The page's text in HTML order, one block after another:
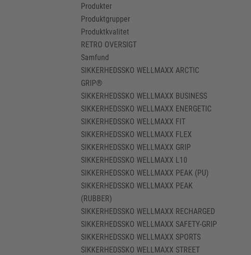
Produkter
Produktgrupper
Produktkvalitet
RETRO OVERSIGT
Samfund
SIKKERHEDSSKO WELLMAXX ARCTIC
GRIP®
SIKKERHEDSSKO WELLMAXX BUSINESS
SIKKERHEDSSKO WELLMAXX ENERGETIC
SIKKERHEDSSKO WELLMAXX FIT
SIKKERHEDSSKO WELLMAXX FLEX
SIKKERHEDSSKO WELLMAXX GRIP
SIKKERHEDSSKO WELLMAXX L10
SIKKERHEDSSKO WELLMAXX PEAK (PU)
SIKKERHEDSSKO WELLMAXX PEAK
(RUBBER)
SIKKERHEDSSKO WELLMAXX RECHARGED
SIKKERHEDSSKO WELLMAXX SAFETY-GRIP
SIKKERHEDSSKO WELLMAXX SPORTS
SIKKERHEDSSKO WELLMAXX STREET